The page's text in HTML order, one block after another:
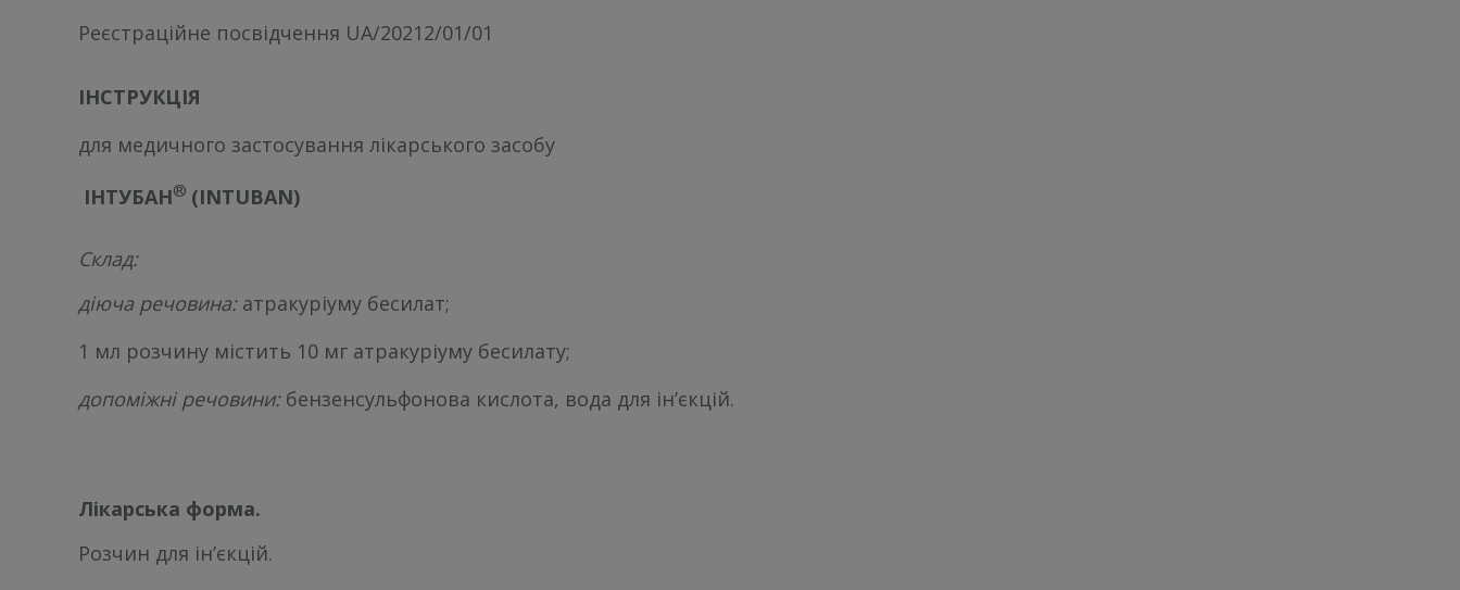
Реєстраційне посвідчення UA/20212/01/01
ІНСТРУКЦІЯ
для медичного застосування лікарського засобу
ІНТУБАН® (INTUBAN)
Склад:
діюча речовина:атракуріуму бесилат;
1 мл розчину містить 10 мг атракуріуму бесилату;
допоміжні речовини:бензенсульфонова кислота, вода для ін’єкцій.
Лікарська форма.
Розчин для ін’єкцій.